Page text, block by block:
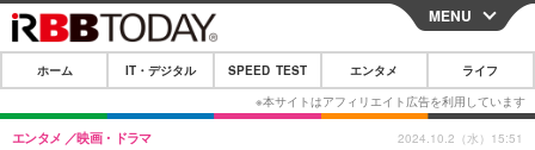
CLOSE
ホーム
IT・デジタル
MENU
ホーム IT・デジタル SPEED TEST エンタメ ライフ
エンタメ 映画・ドラマ 2024.10.2（水）15:51